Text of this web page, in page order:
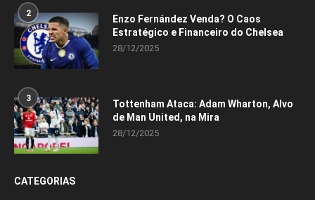
2
Enzo Fernández Venda? O Caos
Estratégico e Financeiro do Chelsea
28/12/2025
3
Tottenham Ataca: Adam Wharton, Alvo
de Man United, na Mira
28/12/2025
CATEGORIAS